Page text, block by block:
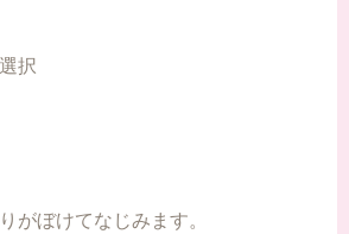
択
がぼけてなじみます。